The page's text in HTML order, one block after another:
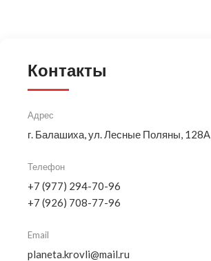
Контакты
Адрес
г. Балашиха, ул. Лесные Поляны, 128А
Телефон
+7 (977) 294-70-96
+7 (926) 708-77-96
Email
planeta.krovli@mail.ru